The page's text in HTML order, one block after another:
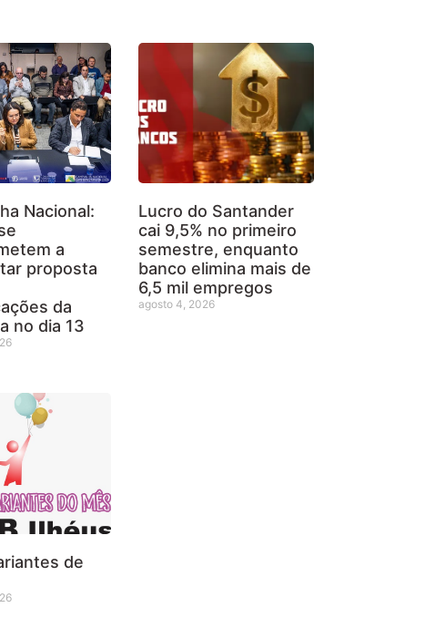
Nacional:
a
proposta
da
no dia 13
Lucro do Santander
cai 9,5% no primeiro
semestre, enquanto
banco elimina mais de
6,5 mil empregos
agosto 4, 2026
de